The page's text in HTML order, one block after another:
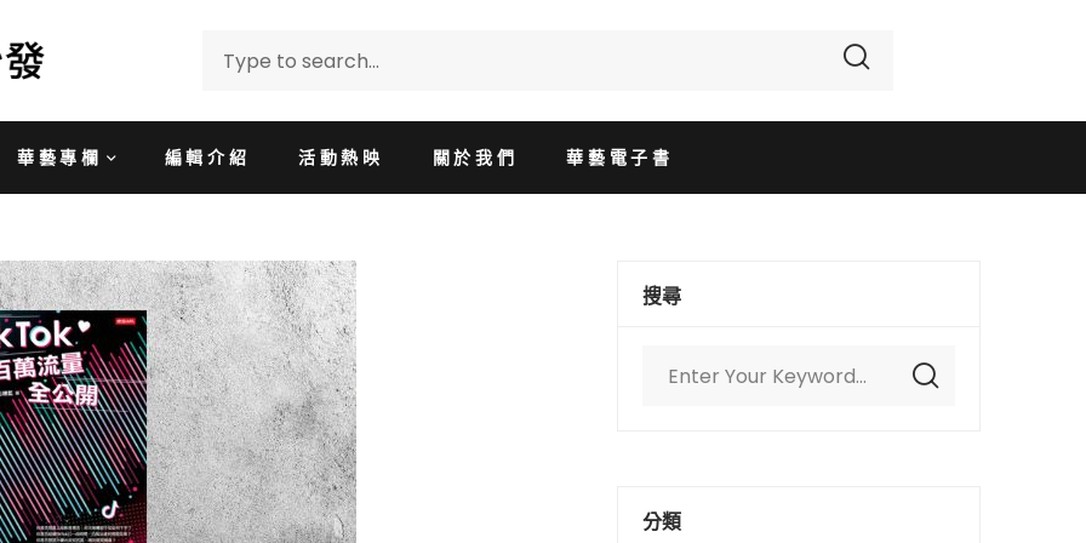
華藝專欄 編輯介紹 活動熱映 關於我們 華藝電子書
搜尋
分類